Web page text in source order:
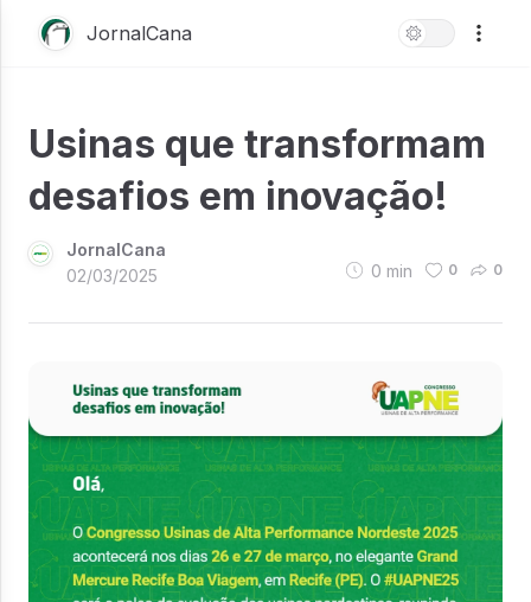
JornalCana
Usinas que transformam
desafios em inovação!
JornalCana
02/03/2025
0 min 0 0